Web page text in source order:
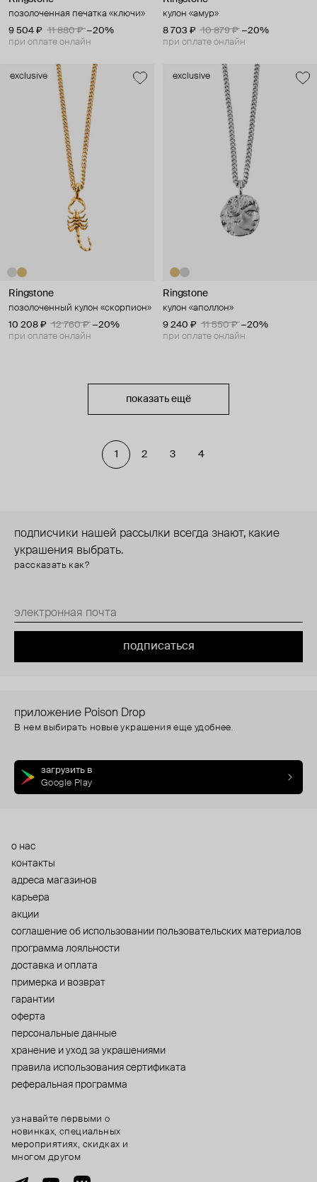
позолоченная печатка «ключи»
9 504 ₽
11 880 ₽ −20%
при оплате онлайн
кулон «амур»
8 703 ₽
10 879 ₽ −20%
при оплате онлайн
exclusive
Ringstone
позолоченный кулон «скорпион»
10 208 ₽
12 760 ₽ −20%
при оплате онлайн
exclusive
Ringstone
кулон «аполлон»
9 240 ₽
11 550 ₽ −20%
при оплате онлайн
показать ещё
1 2 3 4
подписчики нашей рассылки всегда знают, какие
украшения выбрать.
рассказать как?
подписаться
приложение Poison Drop
В нем выбирать новые украшения еще удобнее.
загрузить в
Google Play
о нас
контакты
адреса магазинов
карьера
акции
cоглашение об использовании пользовательских материалов
программа лояльности
доставка и оплата
примерка и возврат
гарантии
оферта
персональные данные
хранение и уход за украшениями
правила использования сертификата
реферальная программа
узнавайте первыми о
новинках, специальных
мероприятиях, скидках и
многом другом